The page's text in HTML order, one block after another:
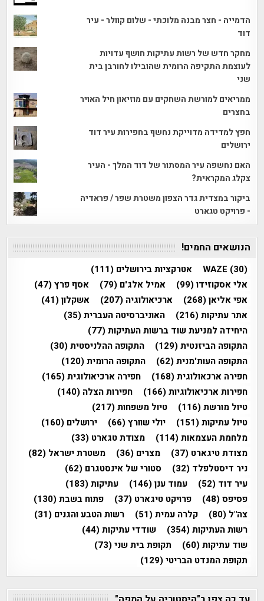
הדמייה - חצר מבנה מלוכתי - שלום קוולר - עיר
דוד
מחקר חדש של רשות עתיקות חושף עדויות
לעוצמת התקיפה הרומית שהובילו לחורבן בית
שני
ממריאים למורשת השחקים עם מוזיאון חיל האויר
בחצרים
חפץ למדידה מדוייקת נחשף בחפירות עיר דוד
ירושלים
האם נחשפה עיר המסתור של דוד המלך - העיר
צקלג המקראית?
ביקור במצדית גדר הצפון משטרת שפר / פראדיה
- פרויקט טגארט
הנושאים החמים!
WAZE (30) אטרקציות בירושלים (111)
אלי אסקוזידו(99) אמיל אלג'ם (79) אסף פרץ(47)
אפי אליאן(268) ארכיאולוגיה (207) אשקלון(41)
אתר עתיקות(216) האוניברסיטה העברית(35)
היחידה למניעת שוד ברשות העתיקות(77)
התקופה הביזנטית(129) התקופה ההלניסטית(30)
התקופה העות'מנית(62) התקופה הרומית(120)
חפירה ארכאולוגית(168) חפירה ארכיאולוגית(165)
חפירות ארכיאולוגיות(166) חפירות הצלה (140)
טיול מורשת(116) טיול משפחות(217)
טיול עתיקות(151) יולי שוורץ(66) ירושלים (160)
מלחמת העצמאות(114) מצודת טגארט (33)
מצודת טיגארט (37) מצרים (36) משטרת ישראל (82)
ניר דיסטלפלד (32) סטורי של אינסטגרם (62)
עיר דוד (52) עמוד ענן(146) עתיקות(183)
פסיפס(48) פרויקט טיגארט (37) פתוח בשבת(130)
צה"ל (80) קלרה עמית(51) רשות הטבע והגנים (31)
רשות העתיקות(354) שודדי עתיקות(44)
שוד עתיקות(60) תקופת בית שני(73)
תקופת המנדט הבריטי(129)